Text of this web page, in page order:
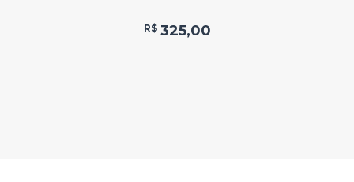
R$ 325,00